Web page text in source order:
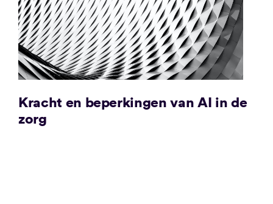
Kracht en beperkingen van AI in de
zorg